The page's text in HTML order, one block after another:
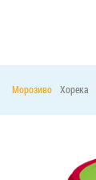
Морозиво Хорека